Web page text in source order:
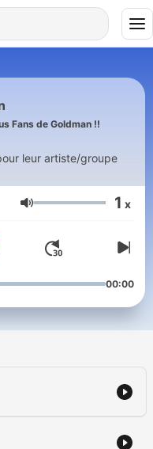
Fans de Goldman !!
leur artiste/groupe
Volume 1 x
00:00